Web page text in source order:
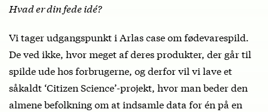
Hvad er din fede idé?
Vi tager udgangspunkt i Arlas case om fødevarespild.
De ved ikke, hvor meget af deres produkter, der går til
spilde ude hos forbrugerne, og derfor vil vi lave et
såkaldt ‘Citizen Science’-projekt, hvor man beder den
almene befolkning om at indsamle data for én på en